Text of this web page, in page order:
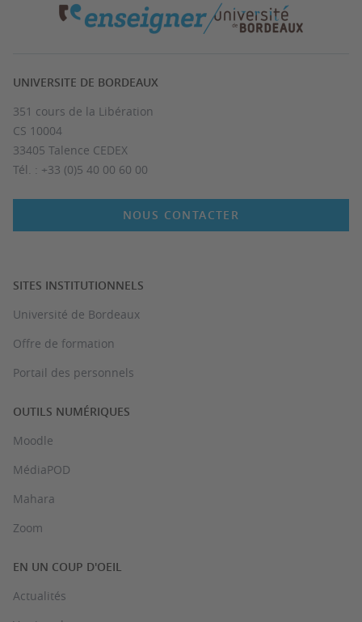
UNIVERSITE DE BORDEAUX
351 cours de la Libération
CS 10004
33405 Talence CEDEX
Tél. : +33 (0)5 40 00 60 00
NOUS CONTACTER
SITES INSTITUTIONNELS
Université de Bordeaux
Offre de formation
Portail des personnels
OUTILS NUMÉRIQUES
Moodle
MédiaPOD
Mahara
Zoom
EN UN COUP D'OEIL
Actualités